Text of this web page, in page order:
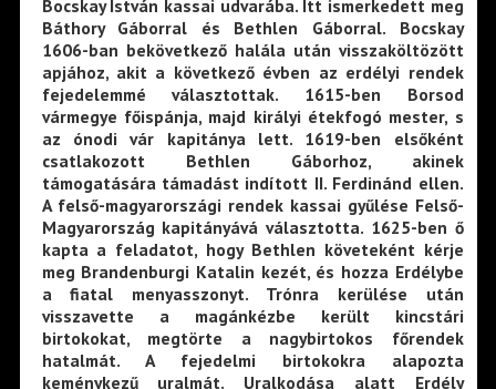
Bocskay István kassai udvarába. Itt ismerkedett meg
Báthory Gáborral és Bethlen Gáborral. Bocskay
1606-ban bekövetkező halála után visszaköltözött
apjához, akit a következő évben az erdélyi rendek
fejedelemmé választottak. 1615-ben Borsod
vármegye főispánja, majd királyi étekfogó mester, s
az ónodi vár kapitánya lett. 1619-ben elsőként
csatlakozott Bethlen Gáborhoz, akinek
támogatására támadást indított II. Ferdinánd ellen.
A felső-magyarországi rendek kassai gyűlése Felső-
Magyarország kapitányává választotta. 1625-ben ő
kapta a feladatot, hogy Bethlen követeként kérje
meg Brandenburgi Katalin kezét, és hozza Erdélybe
a fiatal menyasszonyt. Trónra kerülése után
visszavette a magánkézbe került kincstári
birtokokat, megtörte a nagybirtokos főrendek
hatalmát. A fejedelmi birtokokra alapozta
keménykezű uralmát. Uralkodása alatt Erdély